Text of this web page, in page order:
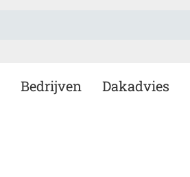
Bedrijven Dakadvies